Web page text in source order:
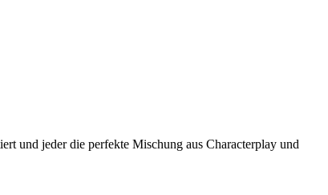
und jeder die perfekte Mischung aus Characterplay und